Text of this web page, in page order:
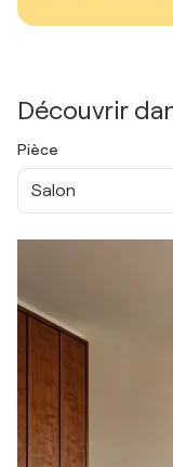
Découvrir
Pièce
Salon